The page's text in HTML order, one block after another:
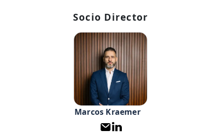
Socio Director
Marcos Kraemer